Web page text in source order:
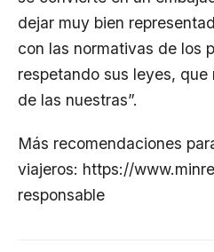
dejar muy bien
con las normativas de los
respetando sus leyes,
de las nuestras”.
Más recomendaciones
viajeros: https://
responsable